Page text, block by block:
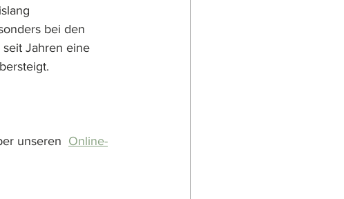
bei den
Jahren eine
unseren Online-